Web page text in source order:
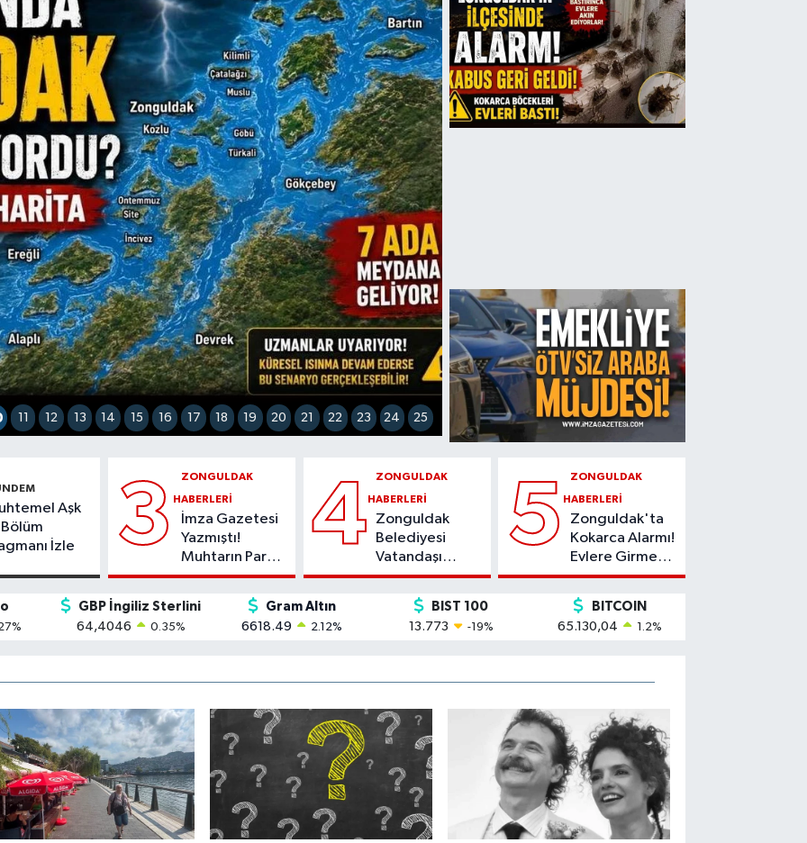
11 12 13 14 15 16 17 18 19 20 21 22 23 24 25
Aşk
İzle
3 ZONGULDAK
HABERLERI
İmza Gazetesi
Yazmıştı!
Muhtarın Para
Musluğu
4 ZONGULDAK
HABERLERI
Zonguldak
Belediyesi
Vatandaşı
İcraya Mı
Veriyor?
5 ZONGULDAK
HABERLERI
Zonguldak'ta
Kokarca Alarmı!
Evlere Girmeye
Başladı!
%
GBP İngiliz Sterlini
64,4046
0.35%
Gram Altın
6618.49
2.12%
BIST 100
13.773
-19%
BITCOIN
65.130,04
1.2%